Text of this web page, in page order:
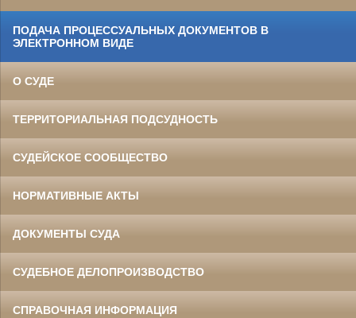
ПОДАЧА ПРОЦЕССУАЛЬНЫХ ДОКУМЕНТОВ В
ЭЛЕКТРОННОМ ВИДЕ
О СУДЕ
ТЕРРИТОРИАЛЬНАЯ ПОДСУДНОСТЬ
СУДЕЙСКОЕ СООБЩЕСТВО
НОРМАТИВНЫЕ АКТЫ
ДОКУМЕНТЫ СУДА
СУДЕБНОЕ ДЕЛОПРОИЗВОДСТВО
СПРАВОЧНАЯ ИНФОРМАЦИЯ